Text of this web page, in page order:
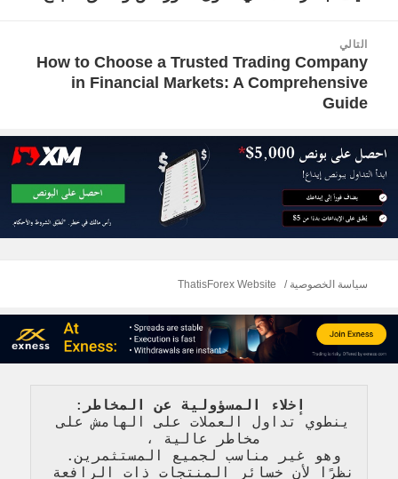
التالي
المقالة
التالية:
How to Choose a Trusted Trading Company
in Financial Markets: A Comprehensive
Guide
سياسة الخصوصية ThatisForex Website
إخلاء المسؤولية عن المخاطر :
ينطوي تداول العملات على الهامش على
مخاطر عالية
،
وهو غير مناسب لجميع المستثمرين.